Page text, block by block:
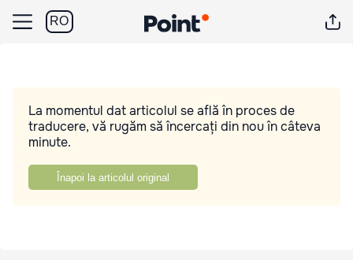
RO
La momentul dat articolul se află în proces de
traducere, vă rugăm să încercați din nou în câteva
minute.
Înapoi la articolul original